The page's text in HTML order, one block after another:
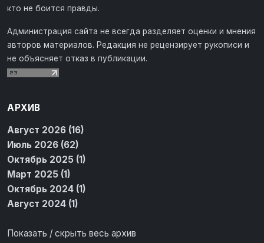
кто не боится правды.
Администрация сайта не всегда разделяет оценки и мнения
авторов материалов. Редакция не рецензирует рукописи и
не объясняет отказ в публикации.
АРХИВ
Август 2026 (16)
Июль 2026 (62)
Октябрь 2025 (1)
Март 2025 (1)
Октябрь 2024 (1)
Август 2024 (1)
Показать / скрыть весь архив